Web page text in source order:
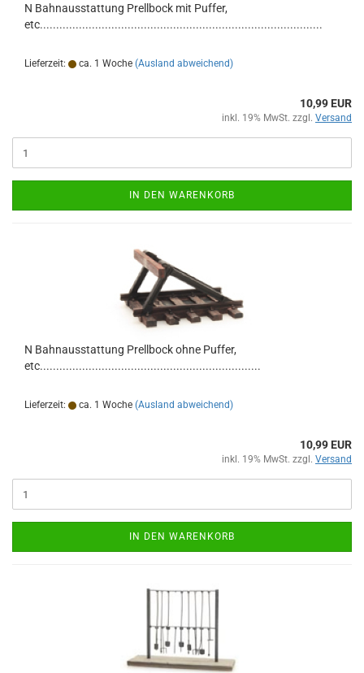
N Bahnausstattung Prellbock mit Puffer,
etc.......................................................................................
Lieferzeit: ca. 1 Woche (Ausland abweichend)
10,99 EUR
inkl. 19% MwSt. zzgl. Versand
IN DEN WARENKORB
N Bahnausstattung Prellbock ohne Puffer,
etc....................................................................
Lieferzeit: ca. 1 Woche (Ausland abweichend)
10,99 EUR
inkl. 19% MwSt. zzgl. Versand
IN DEN WARENKORB